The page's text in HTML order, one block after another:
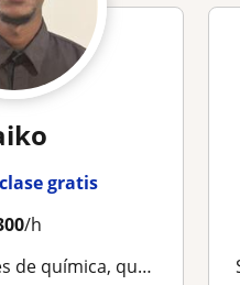
gratis
/h
y química orgánica.Tanto presencial como online